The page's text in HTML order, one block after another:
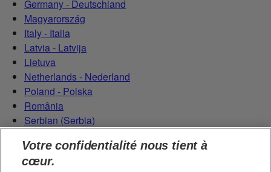
Germany - Deutschland
Magyarország
Italy - Italia
Latvia - Latvija
Lietuva
Netherlands - Nederland
Poland - Polska
România
Serbian (Serbia)
Slovenija
Switzerland (Schweiz)
Votre confidentialité nous tient à
cœur.